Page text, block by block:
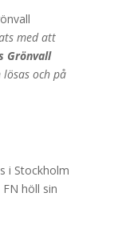
med att
Grönvall
och på
i Stockholm
höll sin